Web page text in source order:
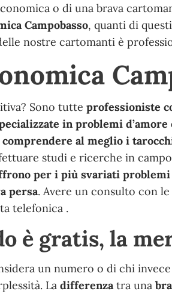
o di una brava
Campobasso, quanti di
nostre cartomanti è
Sono tutteprofessioniste
in problemi
comprendere al meglio i
studi e ricerche in
per i più svariati problemi
persa. Avere un consulto con
telefonica .
è gratis, la
un numero o di chi
Ladifferenzatra una